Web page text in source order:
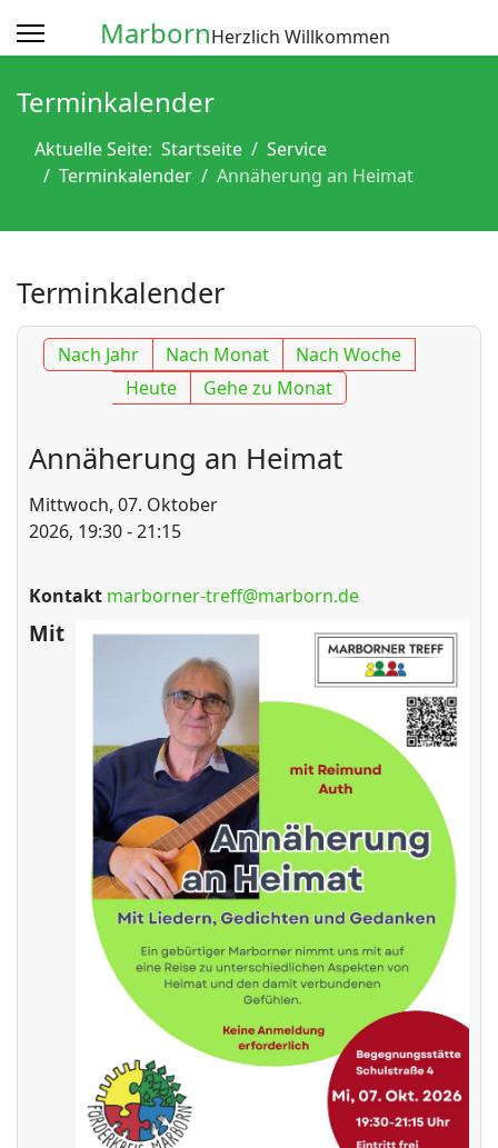
MarbornHerzlich Willkommen
Terminkalender
Aktuelle Seite: Startseite
Service
Terminkalender
Annäherung an Heimat
Terminkalender
Nach Jahr Nach Monat
Nach Woche
Heute
Gehe zu Monat
Annäherung an Heimat
Mittwoch, 07. Oktober
2026, 19:30 - 21:15
Kontakt marborner-treff@marborn.de
Mit
anzeigen